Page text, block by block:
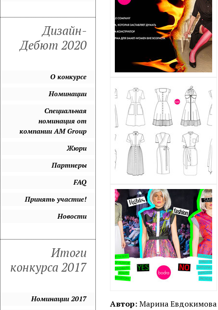
Автор:Марина Евдокимова
Дизайн-
Дебют 2020
О конкурсе
Номинации
Специальная
номинация от
компании AM Group
Жюри
Партнеры
FAQ
Принять участие!
Новости
Итоги
конкурса 2017
Номинации 2017